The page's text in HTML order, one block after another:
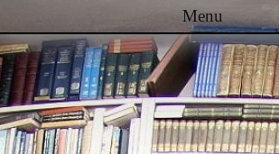
Menu
Passa al contenuto